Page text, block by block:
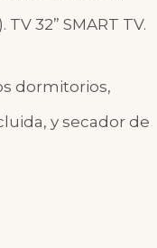
32” SMART TV.
dormitorios,
y secador de